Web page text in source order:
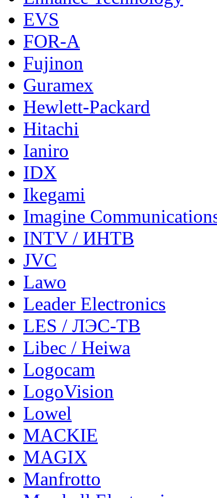
EVS
FOR-A
Fujinon
Guramex
Hewlett-Packard
Hitachi
Ianiro
IDX
Ikegami
Imagine
INTV / ИНТВ
JVC
Lawo
Leader Electronics
LES / ЛЭС-ТВ
Libec / Heiwa
Logocam
LogoVision
Lowel
MACKIE
MAGIX
Manfrotto